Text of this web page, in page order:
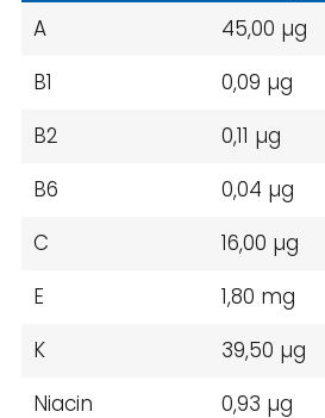
A 45,00 µg
B1
0,09 µg
B2
0,11 µg
B6
0,04 µg
C
16,00 µg
E
1,80 mg
K
39,50 µg
Niacin
0,93 µg